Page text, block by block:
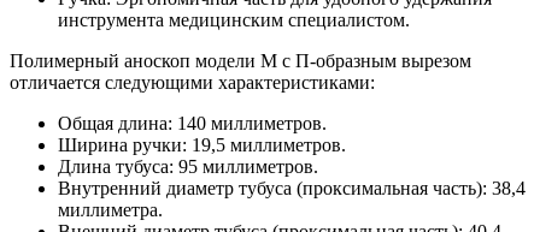
инструмента медицинским специалистом.
Полимерный аноскоп модели M с П-образным вырезом
отличается следующими характеристиками:
Общая длина: 140 миллиметров.
Ширина ручки: 19,5 миллиметров.
Длина тубуса: 95 миллиметров.
Внутренний диаметр тубуса (проксимальная часть): 38,4
миллиметра.